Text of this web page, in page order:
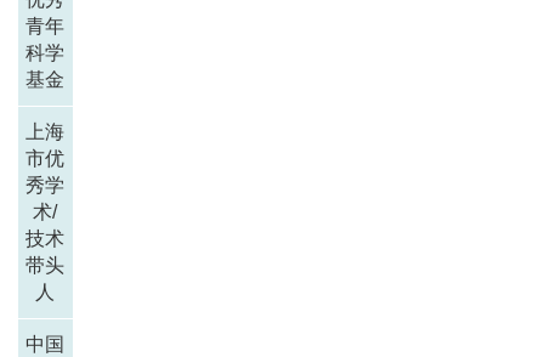
青年
科学
基金
上海
市优
秀学
术/
技术
带头
人
中国